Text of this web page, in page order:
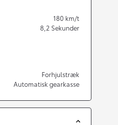
180 km/t
8,2 Sekunder
Forhjulstræk
Automatisk gearkasse